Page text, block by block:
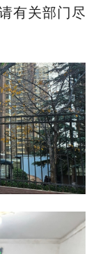
有关部门尽